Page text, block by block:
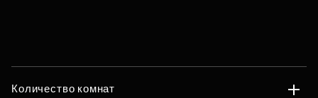
Количество комнат